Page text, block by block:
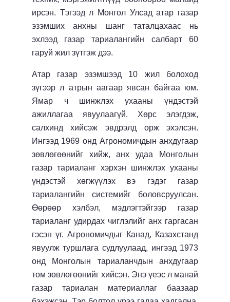
ирсэн. Тэгээд л Монгол Улсад атар газар
эзэмших анхны шанг таталцахаас нь
эхлээд газар тариалангийн салбарт 60
гаруй жил зүтгэж дээ.
Атар газар эзэмшээд 10 жил болоход
зүгээр л атрын аагаар явсан байгаа юм.
Ямар ч шинжлэх ухааны үндэстэй
ажиллагаа явуулаагүй. Хөрс элэгдэж,
салхинд хийсэж эвдрэлд орж эхэлсэн.
Ингээд 1969 онд Агрономичдын анхдугаар
зөвлөгөөнийг хийж, анх удаа Монголын
газар тариаланг хэрхэн шинжлэх ухааны
үндэстэй хөгжүүлэх вэ гэдэг газар
тариалангийн системийг боловсруулсан.
Өөрөөр хэлбэл, мэдлэгтэйгээр газар
тариаланг удирдах чиглэлийг анх гаргасан
гэсэн үг. Агрономичдыг Канад, Казахстанд
явуулж туршлага судлуулаад, ингээд 1973
онд Монголын тариаланчдын анхдугаар
том зөвлөгөөнийг хийсэн. Энэ үеэс л манай
газар тариалан материаллаг баазаар